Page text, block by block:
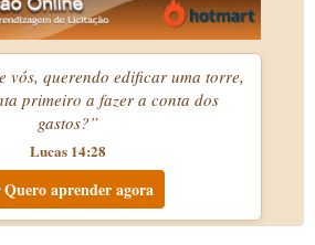
vós, querendo edificar uma torre,
primeiro a fazer a conta dos
gastos?”
Lucas 14:28
aprender agora